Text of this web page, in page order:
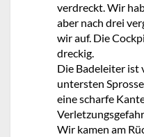
verdreckt. Wir
aber nach drei
wir auf. Die
dreckig.
Die Badeleiter ist
untersten
eine scharfe
Wir kamen am